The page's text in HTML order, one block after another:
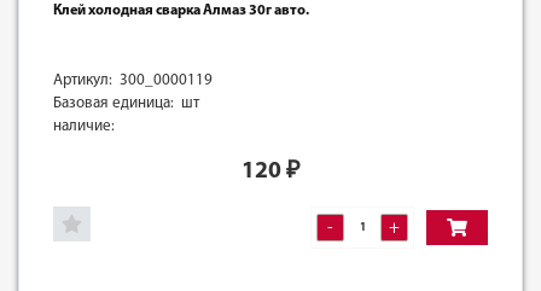
Клей холодная сварка Алмаз 30г авто.
Артикул: 300_0000119
Базовая единица: шт
наличие:
120 ₽
- +